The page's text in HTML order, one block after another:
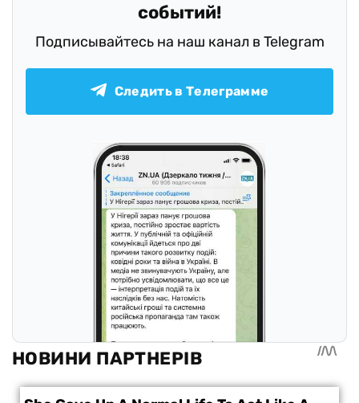
событий!
Подписывайтесь на наш канал в Telegram
Следить в Телеграмме